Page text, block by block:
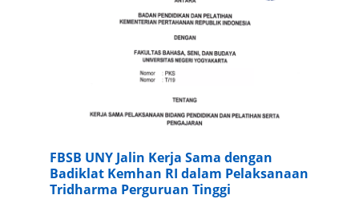
FBSB UNY Jalin Kerja Sama dengan
Badiklat Kemhan RI dalam Pelaksanaan
Tridharma Perguruan Tinggi